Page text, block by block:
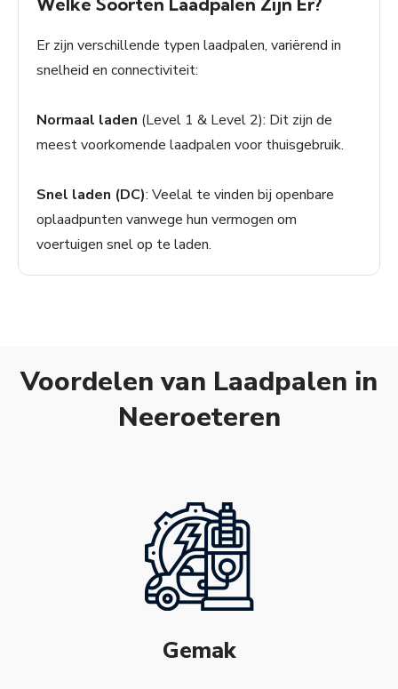
Er zijn verschillende typen laadpalen, variërend in
snelheid en connectiviteit:
Normaal laden (Level 1 & Level 2): Dit zijn de
meest voorkomende laadpalen voor thuisgebruik.
Snel laden (DC): Veelal te vinden bij openbare
oplaadpunten vanwege hun vermogen om
voertuigen snel op te laden.
Voordelen van Laadpalen in
Neeroeteren
Gemak